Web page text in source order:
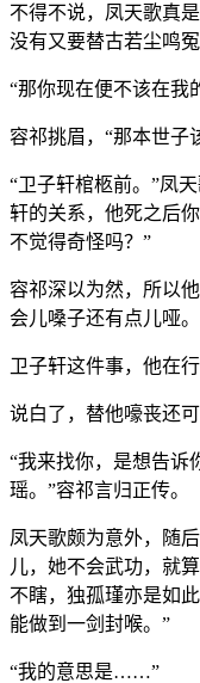
不得不说，凤天歌真
没有又要替古若尘鸣冤
“那你现在便不该在我
容祁挑眉，“那本世子
“卫子轩棺柩前。”凤
轩的关系，他死之后
不觉得奇怪吗？”
容祁深以为然，所以
会儿嗓子还有点儿哑。
卫子轩这件事，他在
说白了，替他嚎丧还
“我来找你，是想告诉
瑶。”容祁言归正传。
凤天歌颇为意外，随
儿，她不会武功，就
不瞎，独孤瑾亦是如
能做到一剑封喉。”
“我的意思是……”